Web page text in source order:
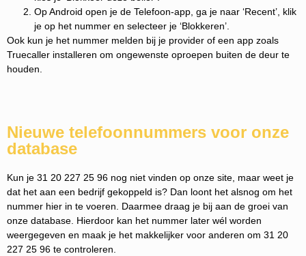
Op Android open je de Telefoon-app, ga je naar ‘Recent’, klik
je op het nummer en selecteer je ‘Blokkeren’.
Ook kun je het nummer melden bij je provider of een app zoals
Truecaller installeren om ongewenste oproepen buiten de deur te
houden.
Nieuwe telefoonnummers voor onze
database
Kun je 31 20 227 25 96 nog niet vinden op onze site, maar weet je
dat het aan een bedrijf gekoppeld is? Dan loont het alsnog om het
nummer hier in te voeren. Daarmee draag je bij aan de groei van
onze database. Hierdoor kan het nummer later wél worden
weergegeven en maak je het makkelijker voor anderen om 31 20
227 25 96 te controleren.